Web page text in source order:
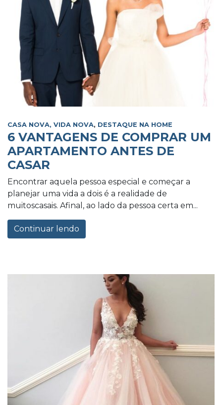
CASA NOVA, VIDA NOVA, DESTAQUE NA HOME
6 VANTAGENS DE COMPRAR UM
APARTAMENTO ANTES DE
CASAR
Encontrar aquela pessoa especial e começar a
planejar uma vida a dois é a realidade de
muitoscasais. Afinal, ao lado da pessoa certa em...
Continuar lendo